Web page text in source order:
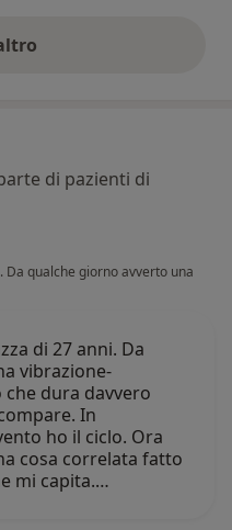
di cui sopra
di pazienti di
Da qualche giorno avverto una
di 27 anni. Da
vibrazione-
dura davvero
In
ho il ciclo. Ora
cosa correlata fatto
mi capita.…